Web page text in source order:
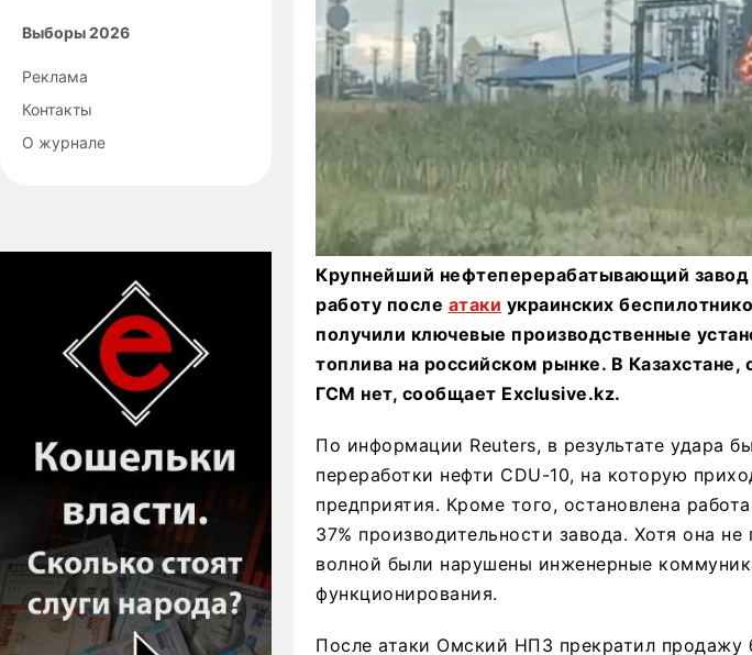
Выборы 2026
Реклама
Контакты
О журнале
Крупнейший нефтеперерабатывающий
работу после атаки украинских
получили ключевые производственные
топлива на российском рынке. В Казахстане,
ГСМ нет, сообщает Exclusive.kz.
По информации Reuters, в результате удара
переработки нефти CDU-10, на которую
предприятия. Кроме того, остановлена
37% производительности завода. Хотя она
волной были нарушены инженерные
функционирования.
После атаки Омский НПЗ прекратил продажу